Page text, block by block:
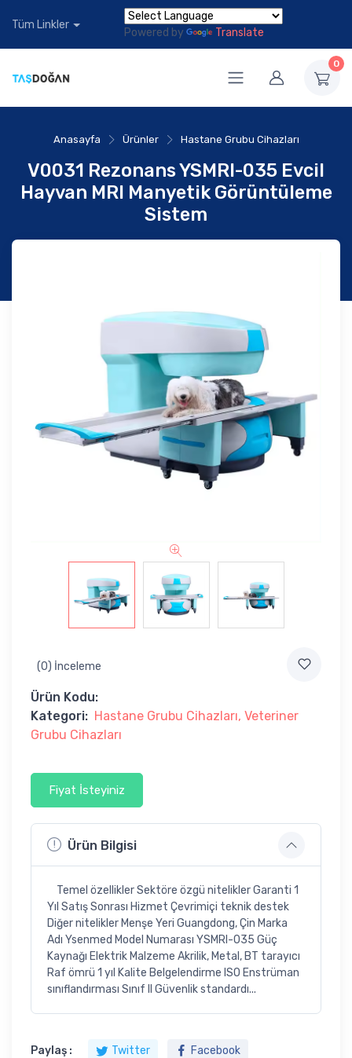
Tüm Linkler
Powered by Translate
0
Anasayfa Ürünler Hastane Grubu Cihazları
V0031 Rezonans YSMRI-035 Evcil
Hayvan MRI Manyetik Görüntüleme
Sistem
(0) İnceleme
Ürün Kodu:
Kategori: Hastane Grubu Cihazları Veteriner
Grubu Cihazları
Fiyat İsteyiniz
Ürün Bilgisi
Temel özellikler Sektöre özgü nitelikler Garanti 1
Yıl Satış Sonrası Hizmet Çevrimiçi teknik destek
Diğer nitelikler Menşe Yeri Guangdong, Çin Marka
Adı Ysenmed Model Numarası YSMRI-035 Güç
Kaynağı Elektrik Malzeme Akrilik, Metal, BT tarayıcı
Raf ömrü 1 yıl Kalite Belgelendirme ISO Enstrüman
sınıflandırması Sınıf II Güvenlik standardı...
Paylaş : Twitter Facebook